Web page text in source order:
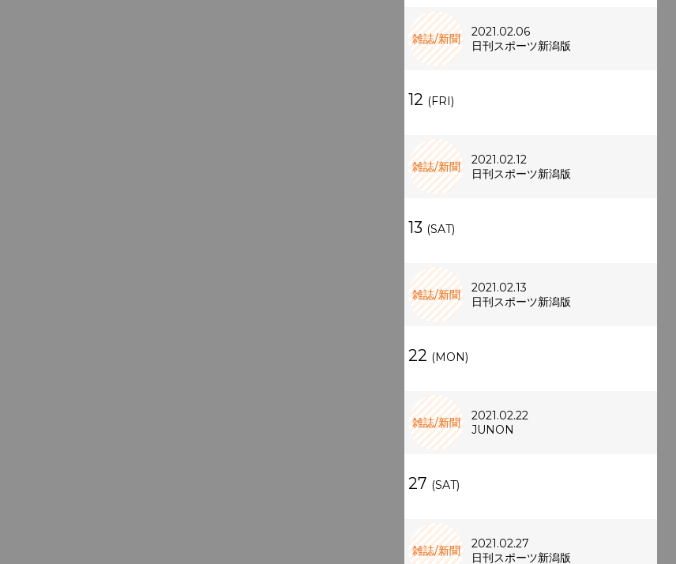
雑誌/新聞
2021.02.06
日刊スポーツ新潟版
12 (FRI)
雑誌/新聞
2021.02.12
日刊スポーツ新潟版
13 (SAT)
雑誌/新聞
2021.02.13
日刊スポーツ新潟版
22 (MON)
雑誌/新聞
2021.02.22
JUNON
27 (SAT)
雑誌/新聞
2021.02.27
日刊スポーツ新潟版